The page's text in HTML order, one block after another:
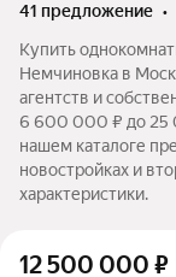
41 предложение •
Купить
Немчиновка в
агентств и
6 600 000 ₽ до 25
нашем каталоге
новостройках и
характеристики.
12 500 000 ₽